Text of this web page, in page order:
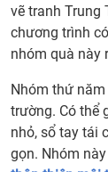
vẽ tranh Trung
chương trình có
nhóm quà này
Nhóm thứ
trường. Có thể
nhỏ, sổ tay tái
gọn. Nhóm